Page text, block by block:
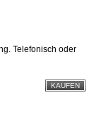
Telefonisch oder